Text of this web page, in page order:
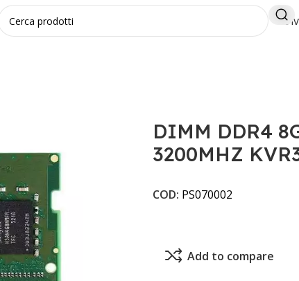
3200MHZ KVR32N22S8/8
DIMM DDR4
3200MHZ
COD: PS070002
Add to compare